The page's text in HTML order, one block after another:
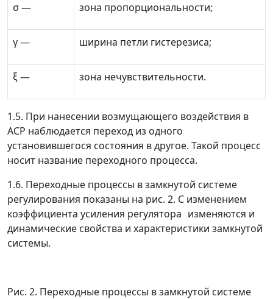
σ— зона пропорциональности;
γ— ширина петли гистерезиса;
ξ— зона нечувствительности.
1.5. При нанесении возмущающего воздействия в
АСР наблюдается переход из одного
установившегося состояния в другое. Такой процесс
носит название переходного процесса.
1.6. Переходные процессы в замкнутой системе
регулирования показаны на рис. 2. С изменением
коэффициента усиления регулятора изменяются и
динамические свойства и характеристики замкнутой
системы.
Рис. 2. Переходные процессы в замкнутой системе